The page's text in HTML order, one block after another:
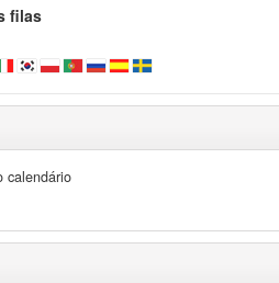
filas
calendário